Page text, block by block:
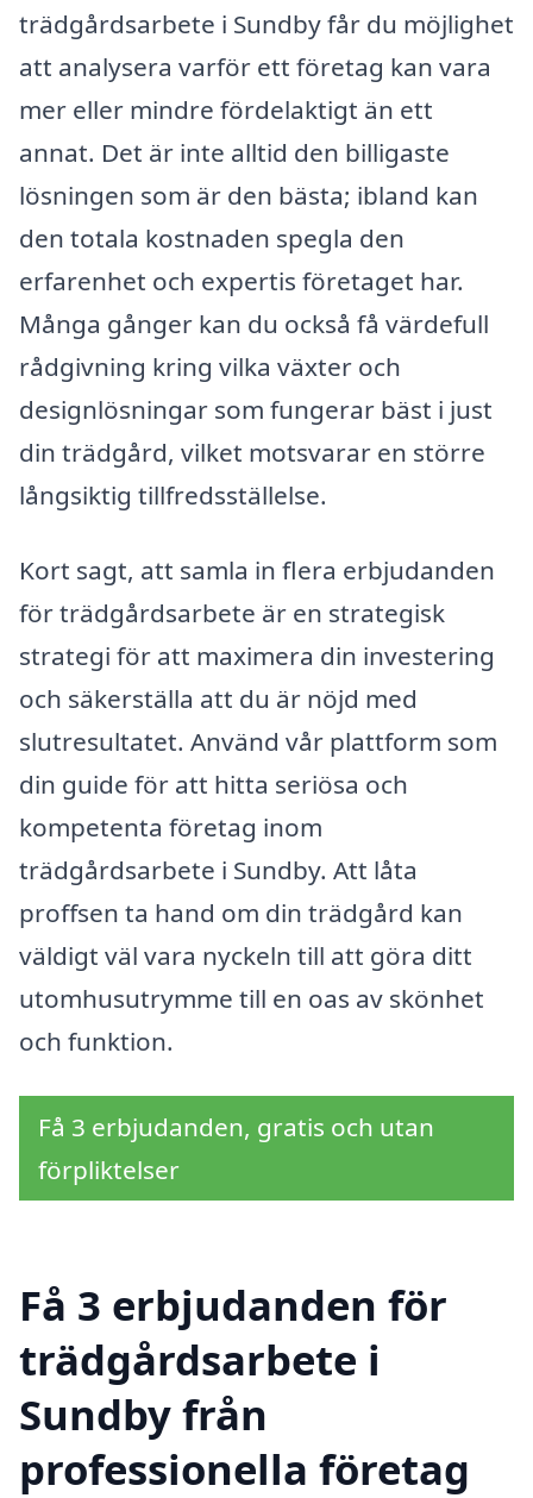
trädgårdsarbete i Sundby får du möjlighet
att analysera varför ett företag kan vara
mer eller mindre fördelaktigt än ett
annat. Det är inte alltid den billigaste
lösningen som är den bästa; ibland kan
den totala kostnaden spegla den
erfarenhet och expertis företaget har.
Många gånger kan du också få värdefull
rådgivning kring vilka växter och
designlösningar som fungerar bäst i just
din trädgård, vilket motsvarar en större
långsiktig tillfredsställelse.
Kort sagt, att samla in flera erbjudanden
för trädgårdsarbete är en strategisk
strategi för att maximera din investering
och säkerställa att du är nöjd med
slutresultatet. Använd vår plattform som
din guide för att hitta seriösa och
kompetenta företag inom
trädgårdsarbete i Sundby. Att låta
proffsen ta hand om din trädgård kan
väldigt väl vara nyckeln till att göra ditt
utomhusutrymme till en oas av skönhet
och funktion.
Få 3 erbjudanden, gratis och utan
förpliktelser
Få 3 erbjudanden för
trädgårdsarbete i
Sundby från
professionella företag